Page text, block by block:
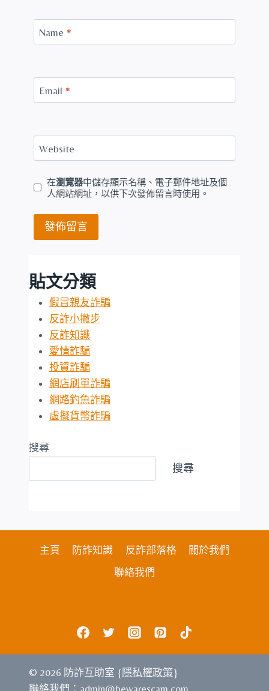
Name *
Email *
Website
在瀏覽器中儲存顯示名稱、電子郵件地址及個
人網站網址，以供下次發佈留言時使用。
貼文分類
假冒親友詐騙
反詐小撇步
反詐知識
愛情詐騙
投資詐騙
網店刷單詐騙
網路釣魚詐騙
虛擬貨幣詐騙
搜尋
搜尋
主頁 防詐知識 反詐部落格
關於我們
聯絡我們
© 2026 防詐互助室 { 隱私權政策}
聯絡我們： admin@bewarescam.com